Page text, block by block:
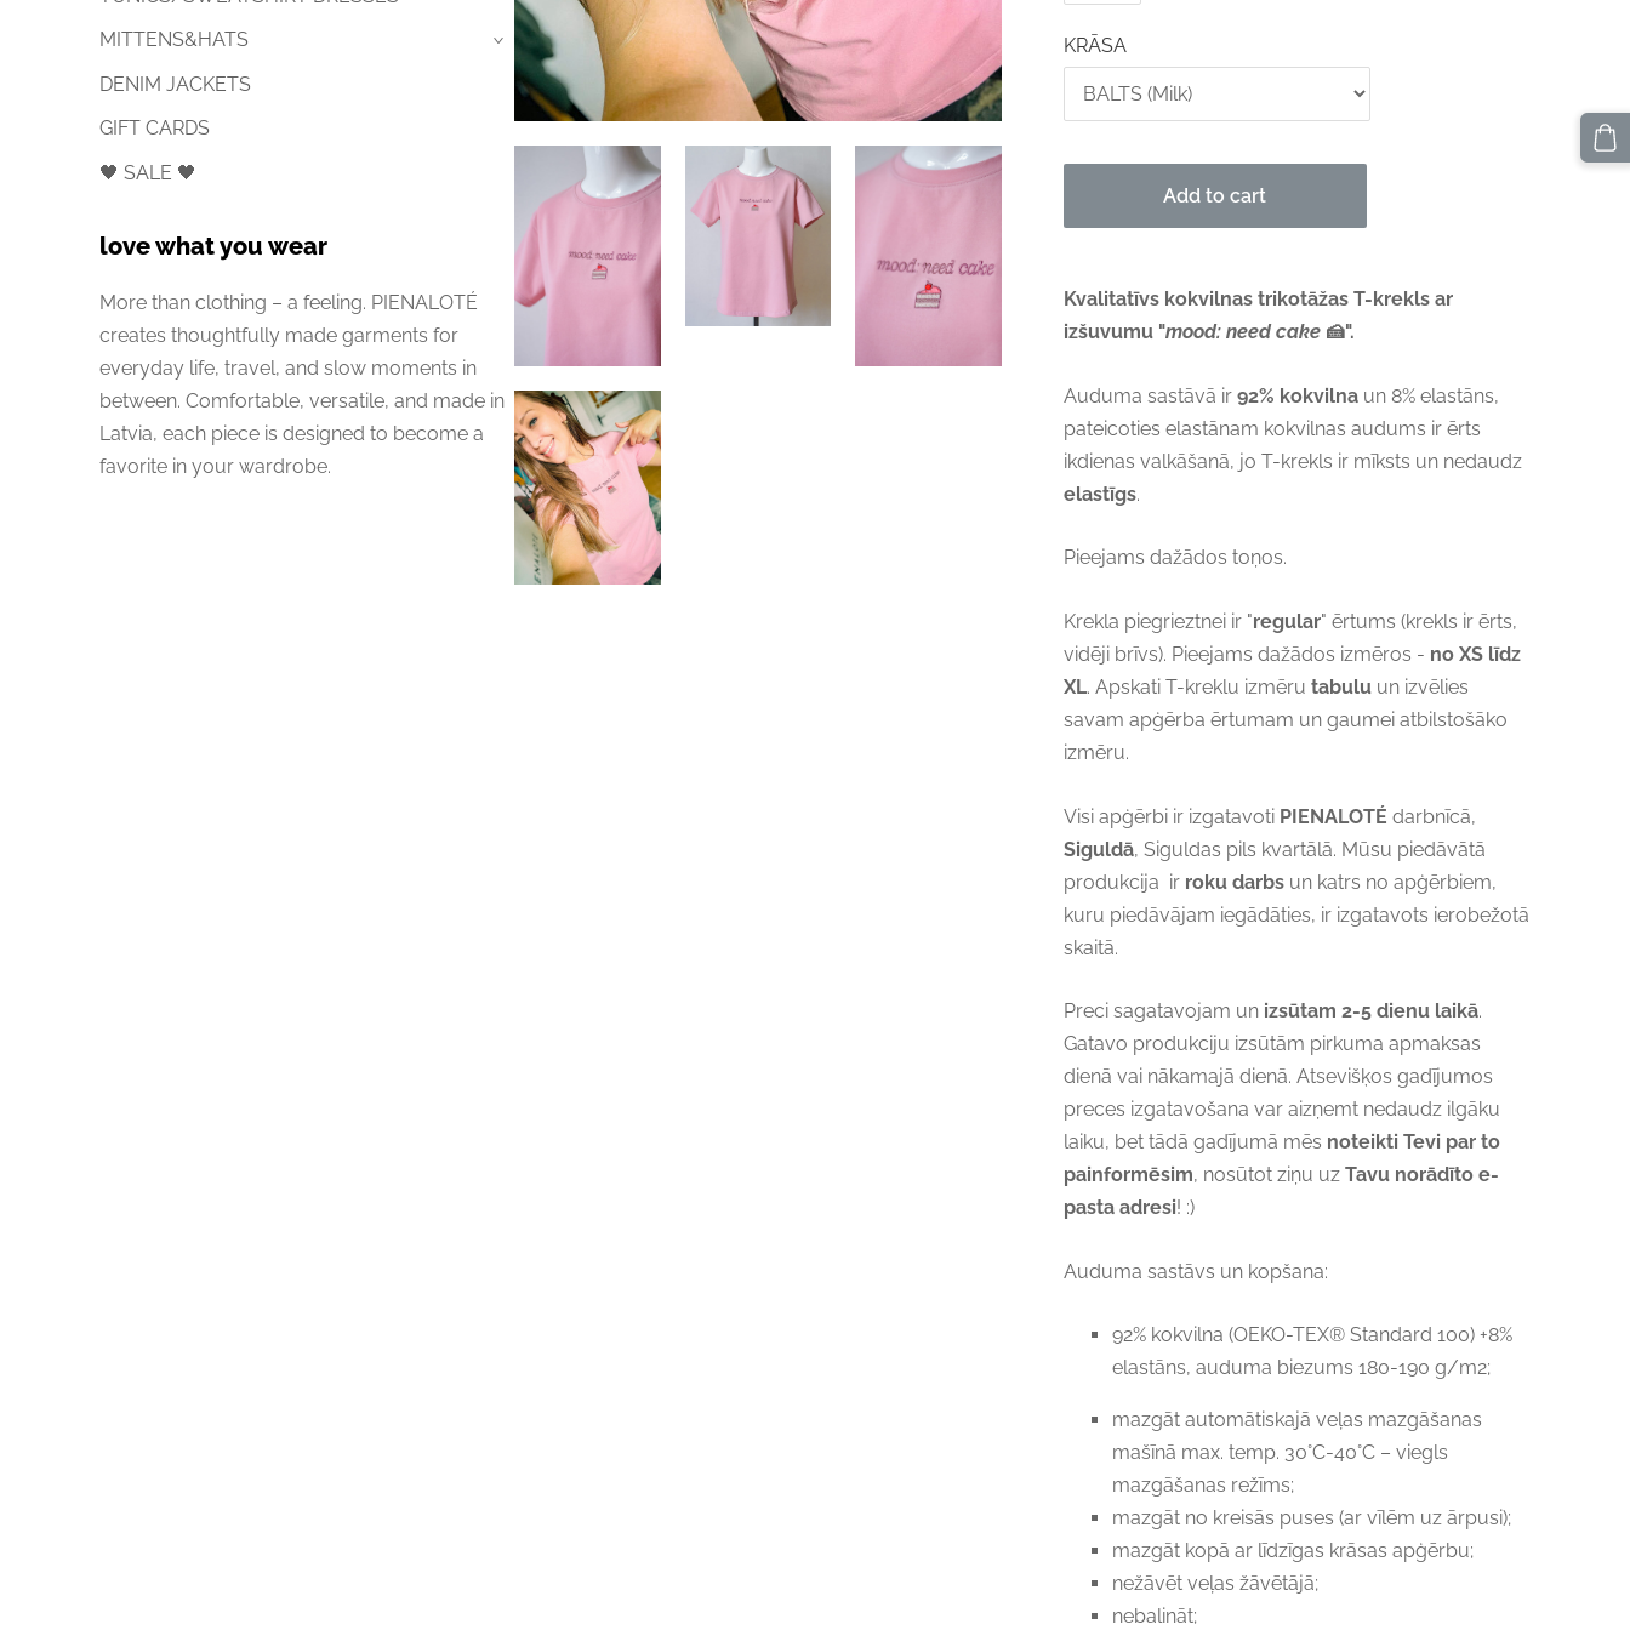
MITTENS&HATS
›
DENIM JACKETS
GIFT CARDS
🖤 SALE 🖤
love what you wear
More than clothing – a feeling. PIENALOTÉ
creates thoughtfully made garments for
everyday life, travel, and slow moments in
between. Comfortable, versatile, and made in
Latvia, each piece is designed to become a
favorite in your wardrobe.
KRĀSA
Add to cart
Kvalitatīvs kokvilnas trikotāžas T-krekls ar
izšuvumu "mood: need cake🍰".
Auduma sastāvā ir 92% kokvilna un 8% elastāns,
pateicoties elastānam kokvilnas audums ir ērts
ikdienas valkāšanā, jo T-krekls ir mīksts un nedaudz
elastīgs.
Pieejams dažādos toņos.
Krekla piegrieztnei ir "regular" ērtums (krekls ir ērts,
vidēji brīvs). Pieejams dažādos izmēros - no XS līdz
XL. Apskati T-kreklu izmēru tabulu un izvēlies
savam apģērba ērtumam un gaumei atbilstošāko
izmēru.
Visi apģērbi ir izgatavoti PIENALOTÉ darbnīcā,
Siguldā, Siguldas pils kvartālā. Mūsu piedāvātā
produkcija ir roku darbs un katrs no apģērbiem,
kuru piedāvājam iegādāties, ir izgatavots ierobežotā
skaitā.
Preci sagatavojam un izsūtam 2-5 dienu laikā.
Gatavo produkciju izsūtām pirkuma apmaksas
dienā vai nākamajā dienā. Atsevišķos gadījumos
preces izgatavošana var aizņemt nedaudz ilgāku
laiku, bet tādā gadījumā mēs noteikti Tevi par to
painformēsim, nosūtot ziņu uz Tavu norādīto e-
pasta adresi! :)
Auduma sastāvs un kopšana:
92% kokvilna (OEKO-TEX® Standard 100) +8%
elastāns, auduma biezums 180-190 g/m2;
mazgāt automātiskajā veļas mazgāšanas
mašīnā max. temp. 30°C-40°C – viegls
mazgāšanas režīms;
mazgāt no kreisās puses (ar vīlēm uz ārpusi);
mazgāt kopā ar līdzīgas krāsas apģērbu;
nežāvēt veļas žāvētājā;
nebalināt;